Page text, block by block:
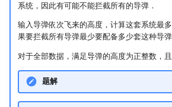
系统，因此有可能不能拦截所有的导弹．
输入导弹依次飞来的高度，计算这套系统最
果要拦截所有导弹最少要配备多少套这种导弹
对于全部数据，满足导弹的高度为正整数，
题解